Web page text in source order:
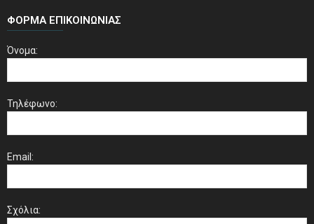
ΦΌΡΜΑ ΕΠΙΚΟΙΝΩΝΊΑΣ
Όνομα:
Τηλέφωνο:
Email:
Σχόλια: